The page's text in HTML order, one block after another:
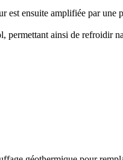
ensuite amplifiée par une
permettant ainsi de refroidir